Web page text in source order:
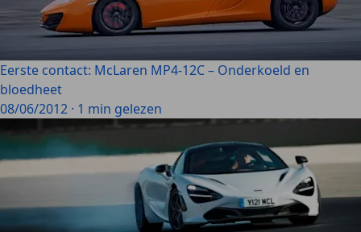
Eerste contact: McLaren MP4-12C – Onderkoeld en
bloedheet
08/06/2012 · 1 min gelezen